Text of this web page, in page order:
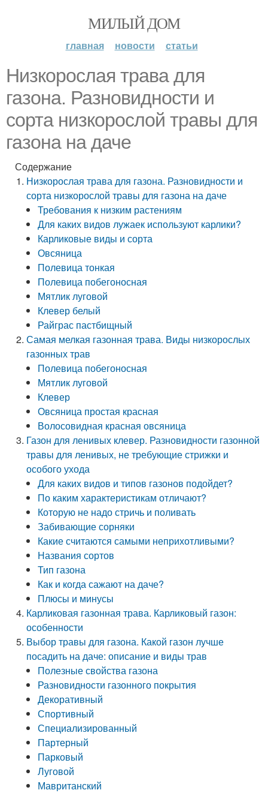
МИЛЫЙ ДОМ
главная новости статьи
Низкорослая трава для
газона. Разновидности и
сорта низкорослой травы для
газона на даче
Содержание
Низкорослая трава для газона. Разновидности и
сорта низкорослой травы для газона на даче
Требования к низким растениям
Для каких видов лужаек используют карлики?
Карликовые виды и сорта
Овсяница
Полевица тонкая
Полевица побегоносная
Мятлик луговой
Клевер белый
Райграс пастбищный
Самая мелкая газонная трава. Виды низкорослых
газонных трав
Полевица побегоносная
Мятлик луговой
Клевер
Овсяница простая красная
Волосовидная красная овсяница
Газон для ленивых клевер. Разновидности газонной
травы для ленивых, не требующие стрижки и
особого ухода
Для каких видов и типов газонов подойдет?
По каким характеристикам отличают?
Которую не надо стричь и поливать
Забивающие сорняки
Какие считаются самыми неприхотливыми?
Названия сортов
Тип газона
Как и когда сажают на даче?
Плюсы и минусы
Карликовая газонная трава. Карликовый газон:
особенности
Выбор травы для газона. Какой газон лучше
посадить на даче: описание и виды трав
Полезные свойства газона
Разновидности газонного покрытия
Декоративный
Спортивный
Специализированный
Партерный
Парковый
Луговой
Мавританский